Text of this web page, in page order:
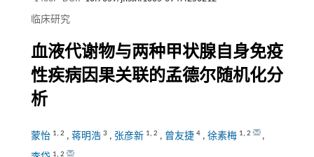
临床研究
血液代谢物与两种甲状腺自身免疫
性疾病因果关联的孟德尔随机化分
析
蒙怡 1, 2 , 蒋明浩 3 , 张彦新 1, 2 , 曾友捷 4, 徐素梅 1, 2
,
1, 2